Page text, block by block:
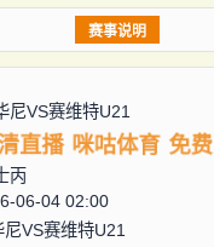
赛事说明
尼VS赛维特U21
直播 咪咕体育 免
丙
06-04 02:00
尼VS赛维特U21